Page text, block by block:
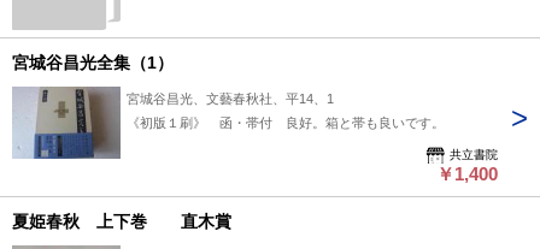
宮城谷昌光全集（1）
宮城谷昌光、文藝春秋社、平14、1
《初版１刷》 函・帯付 良好。箱と帯も良いです。
共立書院
￥1,400
夏姫春秋 上下巻 直木賞